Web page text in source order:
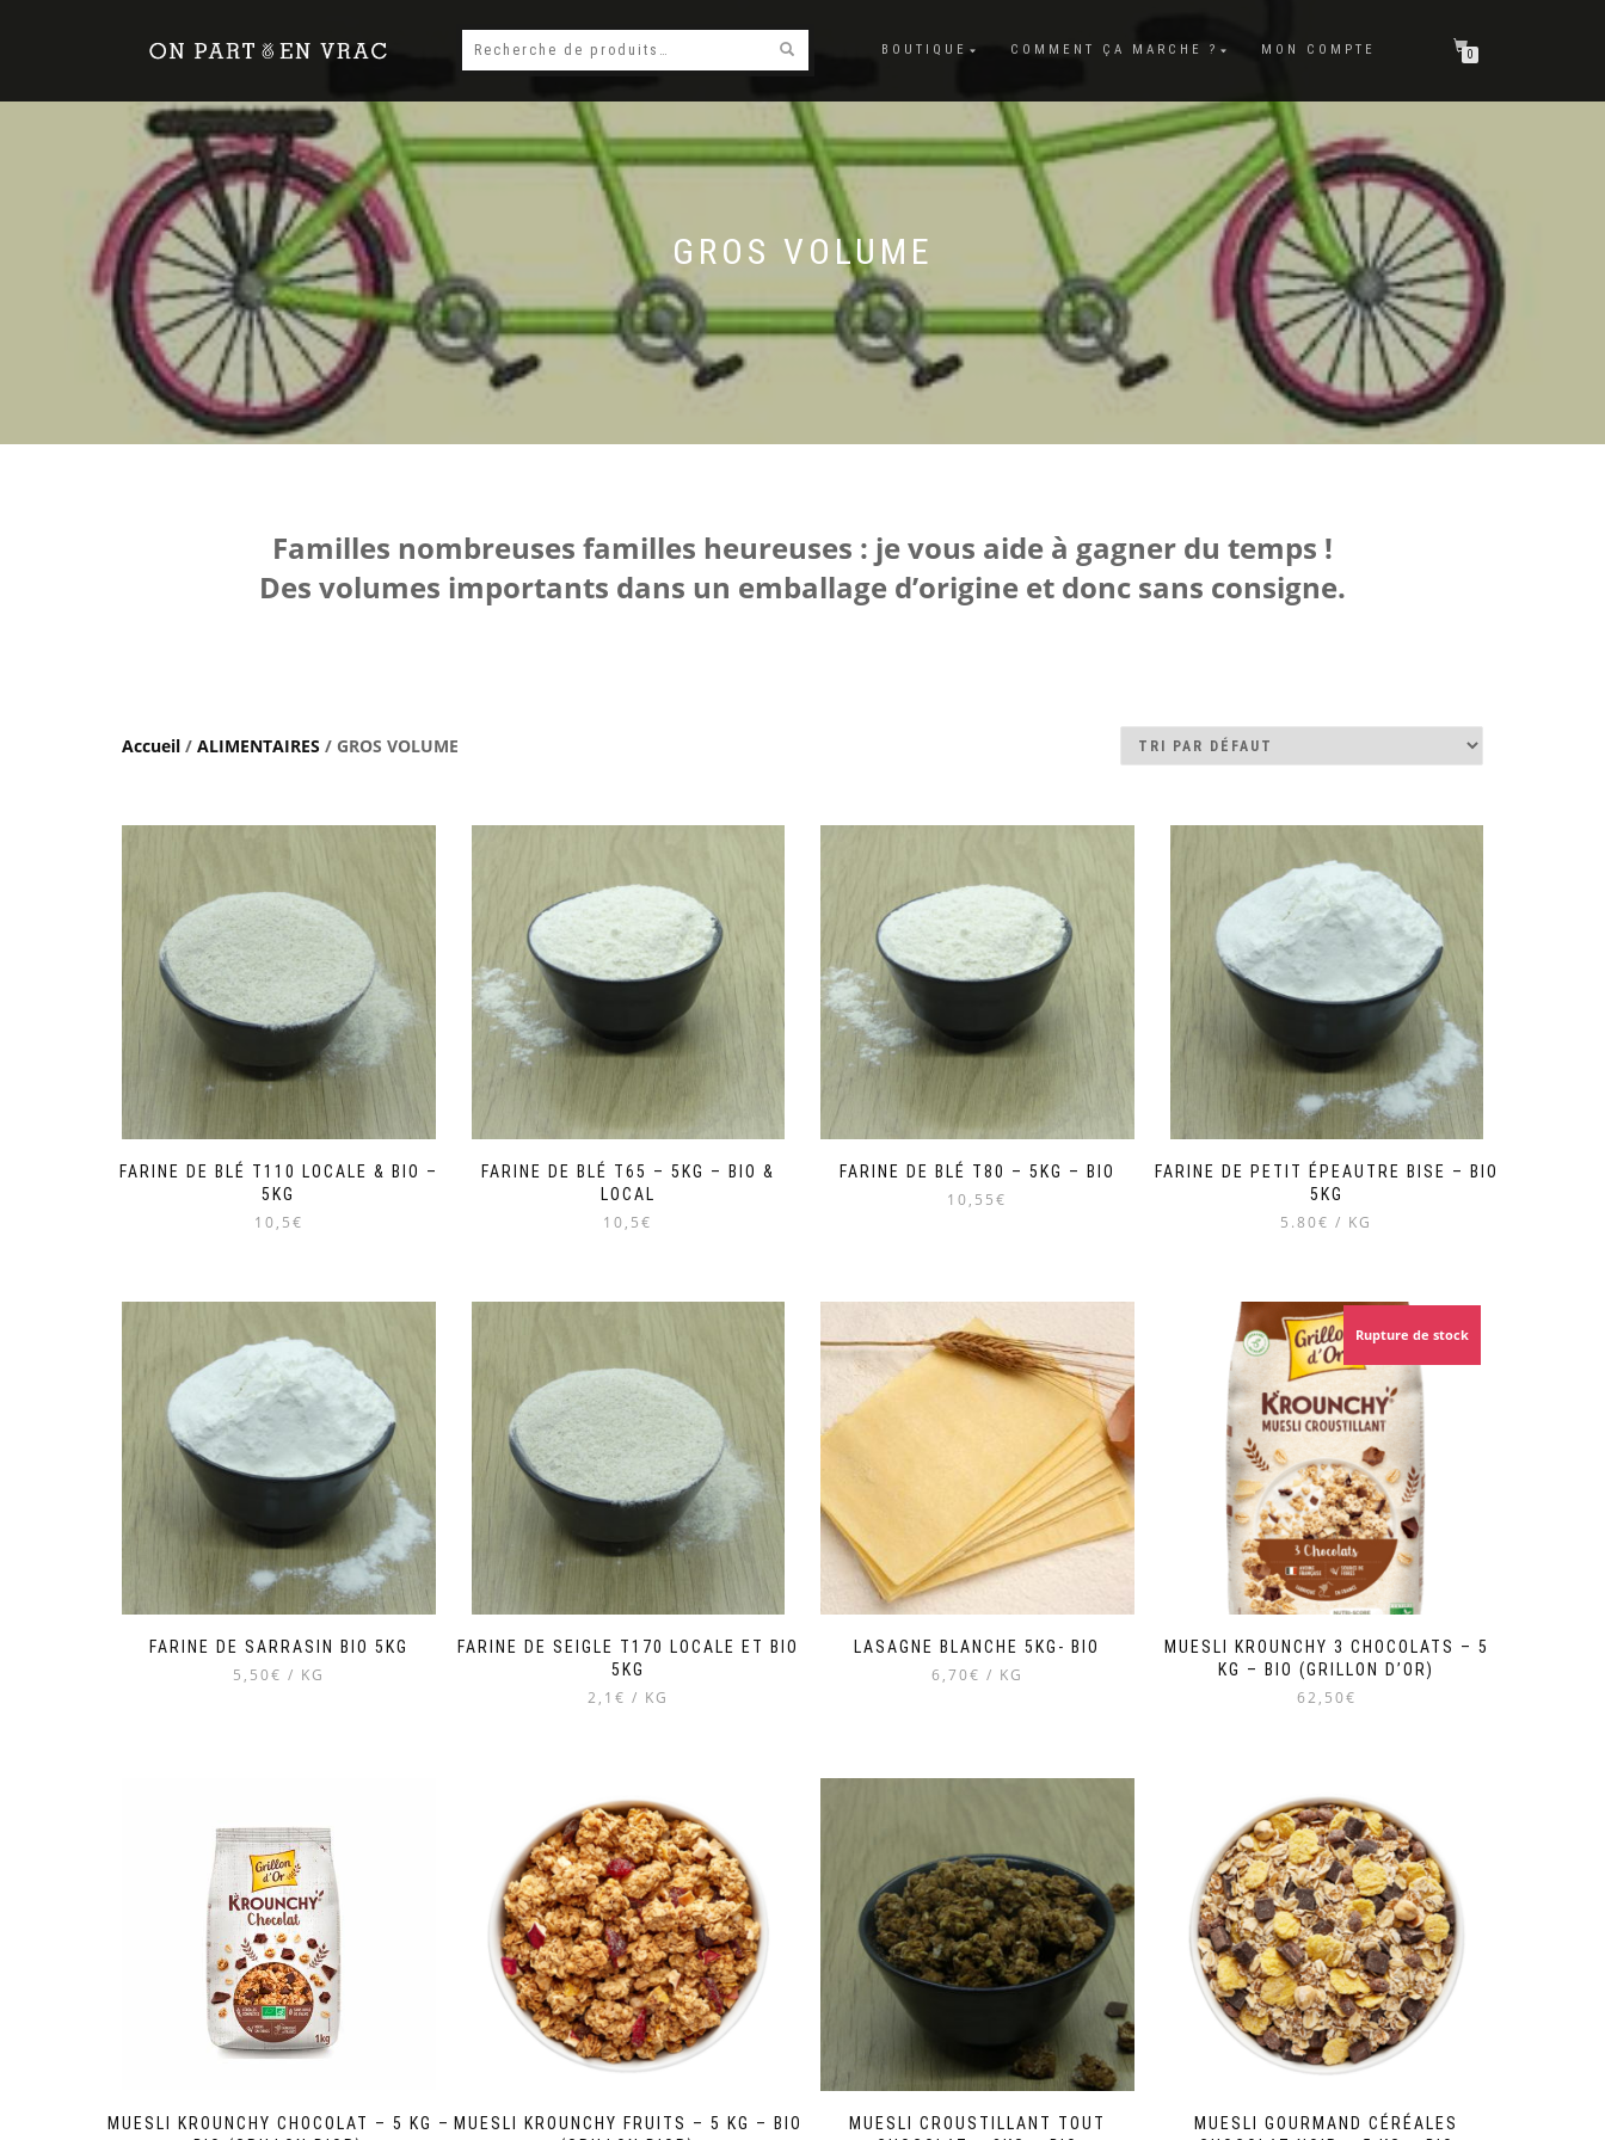
BOUTIQUE COMMENT ÇA MARCHE ? MON COMPTE 0
GROS VOLUME
Familles nombreuses familles heureuses : je vous aide à gagner du temps !
Des volumes importants dans un emballage d’origine et donc sans consigne.
Accueil / ALIMENTAIRES / GROS VOLUME
FARINE DE BLÉ T110 LOCALE & BIO –
5KG
10,5€
FARINE DE BLÉ T65 – 5KG – BIO &
LOCAL
10,5€
FARINE DE BLÉ T80 – 5KG – BIO
10,55€
FARINE DE PETIT ÉPEAUTRE BISE – BIO
5KG
5.80€ / KG
FARINE DE SARRASIN BIO 5KG
5,50€ / KG
FARINE DE SEIGLE T170 LOCALE ET BIO
5KG
2,1€ / KG
LASAGNE BLANCHE 5KG- BIO
6,70€ / KG
MUESLI KROUNCHY 3 CHOCOLATS – 5
KG – BIO (GRILLON D’OR)
62,50€
Rupture de stock
MUESLI KROUNCHY CHOCOLAT – 5 KG – MUESLI KROUNCHY FRUITS – 5 KG – BIO
MUESLI CROUSTILLANT TOUT
MUESLI GOURMAND CÉRÉALES